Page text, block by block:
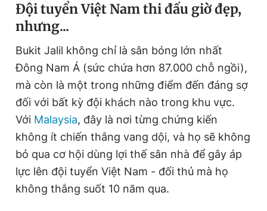
Đọc Thanh Niên trên điện thoại
Theo dõi báo trên
Hotline
0906 645 777 0908 780 404
Đội tuyển Việt Nam thi đấu giờ đẹp,
nhưng...
Bukit Jalil không chỉ là sân bóng lớn nhất
Đông Nam Á (sức chứa hơn 87.000 chỗ ngồi),
mà còn là một trong những điểm đến đáng sợ
đối với bất kỳ đội khách nào trong khu vực.
Với Malaysia, đây là nơi từng chứng kiến
không ít chiến thắng vang dội, và họ sẽ không
bỏ qua cơ hội dùng lợi thế sân nhà để gây áp
lực lên đội tuyển Việt Nam - đối thủ mà họ
không thắng suốt 10 năm qua.